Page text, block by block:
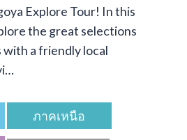
Explore Tour! In this
the great selections
with a friendly local
ภาคเหนือ